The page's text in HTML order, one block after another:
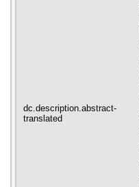
dc.description.abstract-
translated